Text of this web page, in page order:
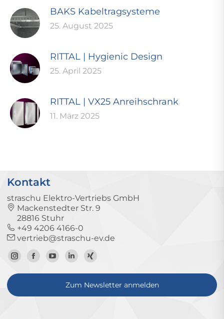
BAKS Kabeltragsysteme
25. August 2025
RITTAL | Hygienic Design
25. April 2025
RITTAL | VX25 Anreihschrank
11. März 2025
Kontakt
straschu Elektro-Vertriebs GmbH
Mackenstedter Str. 9
28816 Stuhr
+49 4206 4166-0
vertrieb@straschu-ev.de
Zum
Instagram-
Zur
Facebook-
Zum
YouTube-
Kanal
Zum
LinkedIn-
Profil
Zum
Xing-
Profil
Zum Newsletter anmelden